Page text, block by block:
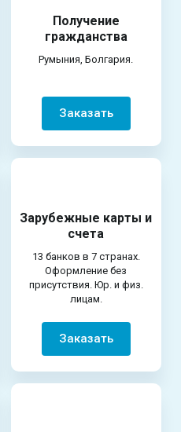
Получение
гражданства
Румыния, Болгария.
Заказать
Зарубежные карты и
счета
13 банков в 7 странах.
Оформление без
присутствия. Юр. и физ.
лицам.
Заказать